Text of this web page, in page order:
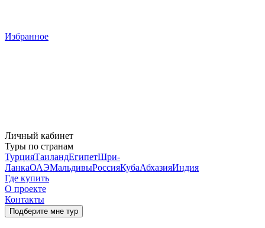
Избранное
Личный кабинет
Туры по странам
ТурцияТаиландЕгипетШри-
ЛанкаОАЭМальдивыРоссияКубаАбхазияИндия
Где купить
О проекте
Контакты
Подберите мне тур